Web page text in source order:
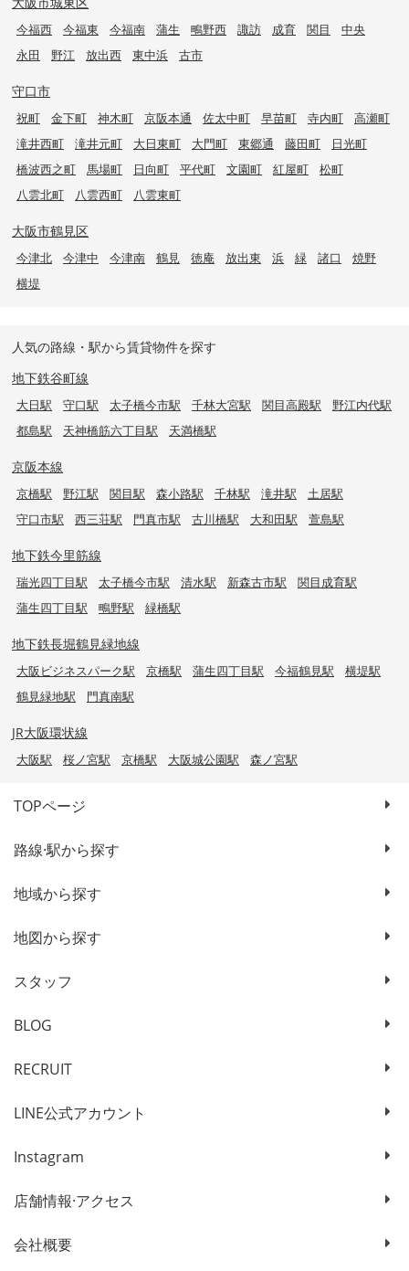
今福西 今福東 今福南 蒲生 鴫野西 諏訪 成育 関目
中央
永田
野江 放出西 東中浜 古市
守口市
祝町 金下町 神木町 京阪本通 佐太中町 早苗町 寺内町
高瀬町
滝井西町
滝井元町 大日東町 大門町 東郷通 藤田町
日光町
橋波西之町
馬場町 日向町 平代町 文園町 紅屋町
松町
八雲北町
八雲西町 八雲東町
大阪市鶴見区
今津北 今津中 今津南 鶴見 徳庵 放出東 浜 緑 諸口
焼野
横堤
人気の路線・駅から賃貸物件を探す
地下鉄谷町線
大日駅 守口駅 太子橋今市駅 千林大宮駅 関目高殿駅
野江内代駅
都島駅
天神橋筋六丁目駅 天満橋駅
京阪本線
京橋駅 野江駅 関目駅 森小路駅 千林駅 滝井駅
土居駅
守口市駅
西三荘駅 門真市駅 古川橋駅 大和田駅 萱島駅
地下鉄今里筋線
瑞光四丁目駅 太子橋今市駅 清水駅 新森古市駅
関目成育駅
蒲生四丁目駅
鴫野駅 緑橋駅
地下鉄長堀鶴見緑地線
大阪ビジネスパーク駅 京橋駅 蒲生四丁目駅 今福鶴見駅
横堤駅
鶴見緑地駅
門真南駅
JR大阪環状線
大阪駅 桜ノ宮駅 京橋駅 大阪城公園駅 森ノ宮駅
TOPページ
路線·駅から探す
地域から探す
地図から探す
スタッフ
BLOG
RECRUIT
LINE公式アカウント
Instagram
店舗情報·アクセス
会社概要